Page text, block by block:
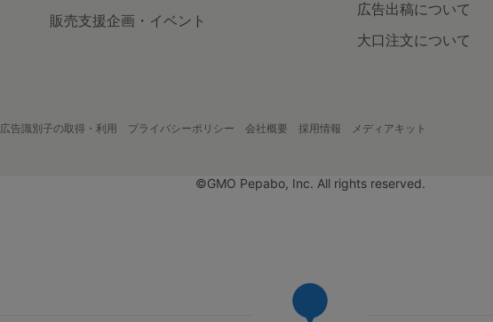
販売支援企画・イベント
広告出稿について
大口注文について
広告識別子の取得・利用 プライバシーポリシー 会社概要 採用情報 メディアキット
©GMO Pepabo, Inc. All rights reserved.